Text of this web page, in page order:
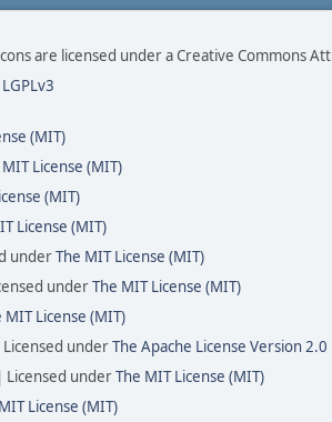
are licensed under a Creative Commons
(MIT)
License (MIT)
(MIT)
License (MIT)
underThe MIT License (MIT)
underThe MIT License (MIT)
MIT License (MIT)
underThe Apache License Version 2.0
Licensed underThe MIT License (MIT)
License (MIT)